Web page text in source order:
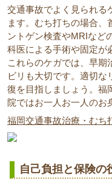
交通事故でよく見られる
ます。むち打ちの場合、
ントゲン検査やMRIなど
科医による手術や固定が
これらのケガでは、早期
ビリも大切です。適切な
復を目指しましょう。福
院ではお一人お一人のお
福岡交通事故治療・むち
自己負担と保険の